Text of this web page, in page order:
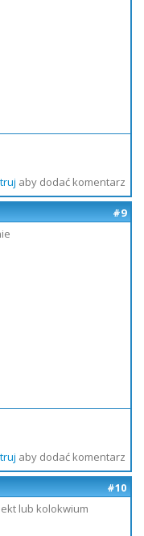
aby dodać komentarz
#9
aby dodać komentarz
#10
lub kolokwium